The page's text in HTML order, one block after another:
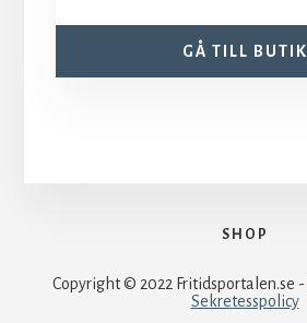
GÅ TILL BUTIK
SHOP
Copyright © 2022 Fritidsportalen.se -
Sekretesspolicy